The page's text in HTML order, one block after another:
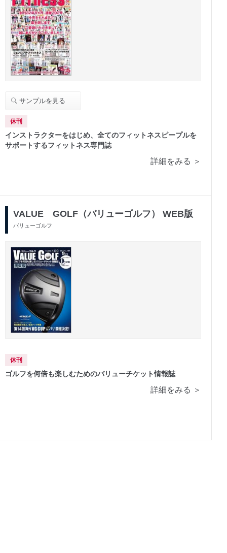
サンプルを見る
休刊
インストラクターをはじめ、全てのフィットネスピープルを
サポートするフィットネス専門誌
詳細をみる ＞
VALUE GOLF（バリューゴルフ） WEB版
バリューゴルフ
休刊
ゴルフを何倍も楽しむためのバリューチケット情報誌
詳細をみる ＞